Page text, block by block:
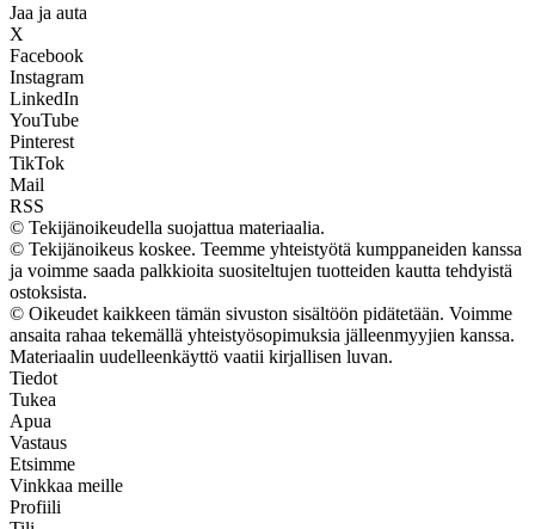
Jaa ja auta
X
Facebook
Instagram
LinkedIn
YouTube
Pinterest
TikTok
Mail
RSS
© Tekijänoikeudella suojattua materiaalia.
© Tekijänoikeus koskee. Teemme yhteistyötä kumppaneiden kanssa
ja voimme saada palkkioita suositeltujen tuotteiden kautta tehdyistä
ostoksista.
© Oikeudet kaikkeen tämän sivuston sisältöön pidätetään. Voimme
ansaita rahaa tekemällä yhteistyösopimuksia jälleenmyyjien kanssa.
Materiaalin uudelleenkäyttö vaatii kirjallisen luvan.
Tiedot
Tukea
Apua
Vastaus
Etsimme
Vinkkaa meille
Profiili